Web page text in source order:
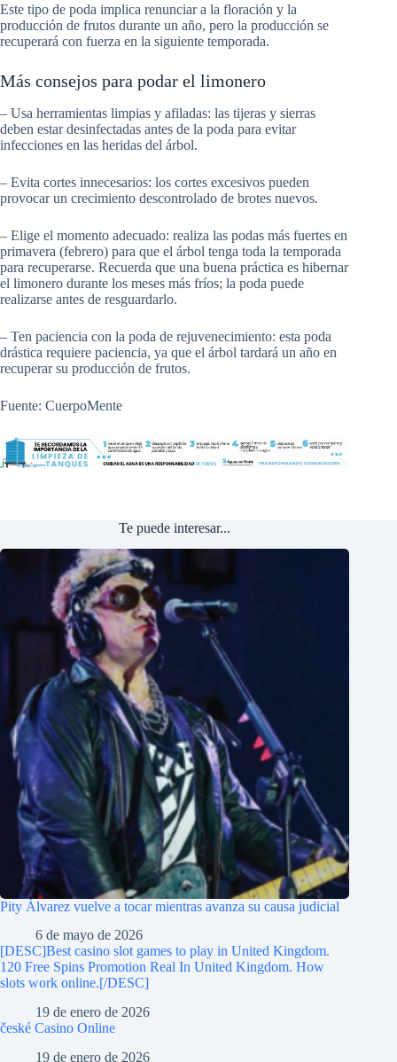
Este tipo de poda implica renunciar a la floración y la
producción de frutos durante un año, pero la producción se
recuperará con fuerza en la siguiente temporada.
Más consejos para podar el limonero
– Usa herramientas limpias y afiladas: las tijeras y sierras
deben estar desinfectadas antes de la poda para evitar
infecciones en las heridas del árbol.
– Evita cortes innecesarios: los cortes excesivos pueden
provocar un crecimiento descontrolado de brotes nuevos.
– Elige el momento adecuado: realiza las podas más fuertes en
primavera (febrero) para que el árbol tenga toda la temporada
para recuperarse. Recuerda que una buena práctica es hibernar
el limonero durante los meses más fríos; la poda puede
realizarse antes de resguardarlo.
– Ten paciencia con la poda de rejuvenecimiento: esta poda
drástica requiere paciencia, ya que el árbol tardará un año en
recuperar su producción de frutos.
Fuente: CuerpoMente
Te puede interesar...
Pity Álvarez vuelve a tocar mientras avanza su causa judicial
6 de mayo de 2026
[DESC]Best casino slot games to play in United Kingdom.
120 Free Spins Promotion Real In United Kingdom. How
slots work online.[/DESC]
19 de enero de 2026
české Casino Online
19 de enero de 2026